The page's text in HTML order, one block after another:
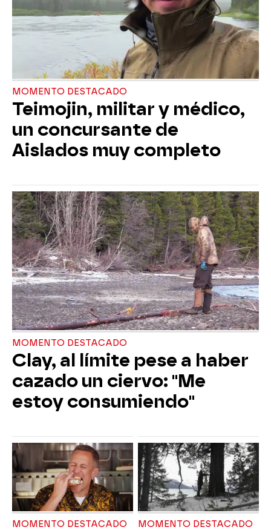
MOMENTO DESTACADO
Teimojin, militar y médico,
un concursante de
Aislados muy completo
MOMENTO DESTACADO
Clay, al límite pese a haber
cazado un ciervo: "Me
estoy consumiendo"
MOMENTO DESTACADO MOMENTO DESTACADO